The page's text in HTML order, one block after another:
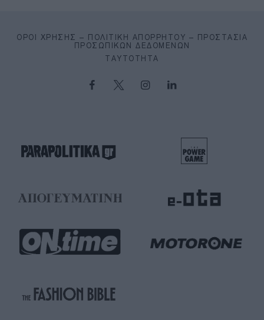
ΌΡΟΙ ΧΡΉΣΗΣ – ΠΟΛΙΤΙΚΉ ΑΠΟΡΡΉΤΟΥ – ΠΡΟΣΤΑΣΊΑ
ΠΡΟΣΩΠΙΚΏΝ ΔΕΔΟΜΈΝΩΝ
ΤΑΥΤΌΤΗΤΑ